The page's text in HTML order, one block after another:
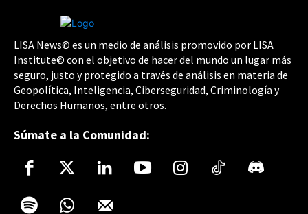
LISA News© es un medio de análisis promovido por LISA
Institute© con el objetivo de hacer del mundo un lugar más
seguro, justo y protegido a través de análisis en materia de
Geopolítica, Inteligencia, Ciberseguridad, Criminología y
Derechos Humanos, entre otros.
Súmate a la Comunidad: